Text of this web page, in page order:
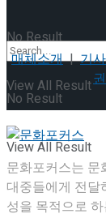
No Result
View All Result
No Result
View All Result
매체소개|기
문화포커스는
대중들에게 전달
성을 목적으로